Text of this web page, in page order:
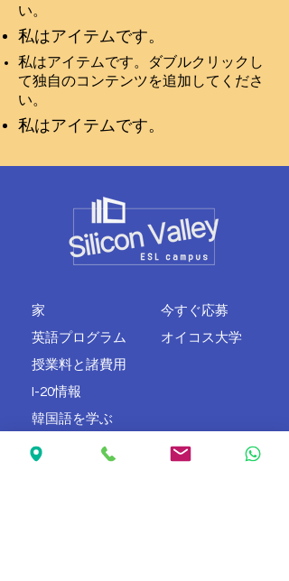
い。
私はアイテムです。
私はアイテムです。ダブルクリックし
て独自のコンテンツを追加してくださ
い。
私はアイテムです。
家
英語プログラム
授業料と諸費用
I-20情報
韓国語を学ぶ
について
今すぐ応募
オイコス大学